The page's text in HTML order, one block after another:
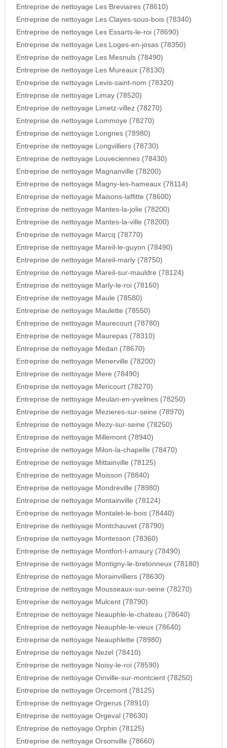
Entreprise de nettoyage Les Breviaires (78610)
Entreprise de nettoyage Les Clayes-sous-bois (78340)
Entreprise de nettoyage Les Essarts-le-roi (78690)
Entreprise de nettoyage Les Loges-en-josas (78350)
Entreprise de nettoyage Les Mesnuls (78490)
Entreprise de nettoyage Les Mureaux (78130)
Entreprise de nettoyage Levis-saint-nom (78320)
Entreprise de nettoyage Limay (78520)
Entreprise de nettoyage Limetz-villez (78270)
Entreprise de nettoyage Lommoye (78270)
Entreprise de nettoyage Longnes (78980)
Entreprise de nettoyage Longvilliers (78730)
Entreprise de nettoyage Louveciennes (78430)
Entreprise de nettoyage Magnanville (78200)
Entreprise de nettoyage Magny-les-hameaux (78114)
Entreprise de nettoyage Maisons-laffitte (78600)
Entreprise de nettoyage Mantes-la-jolie (78200)
Entreprise de nettoyage Mantes-la-ville (78200)
Entreprise de nettoyage Marcq (78770)
Entreprise de nettoyage Mareil-le-guyon (78490)
Entreprise de nettoyage Mareil-marly (78750)
Entreprise de nettoyage Mareil-sur-mauldre (78124)
Entreprise de nettoyage Marly-le-roi (78160)
Entreprise de nettoyage Maule (78580)
Entreprise de nettoyage Maulette (78550)
Entreprise de nettoyage Maurecourt (78780)
Entreprise de nettoyage Maurepas (78310)
Entreprise de nettoyage Medan (78670)
Entreprise de nettoyage Menerville (78200)
Entreprise de nettoyage Mere (78490)
Entreprise de nettoyage Mericourt (78270)
Entreprise de nettoyage Meulan-en-yvelines (78250)
Entreprise de nettoyage Mezieres-sur-seine (78970)
Entreprise de nettoyage Mezy-sur-seine (78250)
Entreprise de nettoyage Millemont (78940)
Entreprise de nettoyage Milon-la-chapelle (78470)
Entreprise de nettoyage Mittainville (78125)
Entreprise de nettoyage Moisson (78840)
Entreprise de nettoyage Mondreville (78980)
Entreprise de nettoyage Montainville (78124)
Entreprise de nettoyage Montalet-le-bois (78440)
Entreprise de nettoyage Montchauvet (78790)
Entreprise de nettoyage Montesson (78360)
Entreprise de nettoyage Montfort-l-amaury (78490)
Entreprise de nettoyage Montigny-le-bretonneux (78180)
Entreprise de nettoyage Morainvilliers (78630)
Entreprise de nettoyage Mousseaux-sur-seine (78270)
Entreprise de nettoyage Mulcent (78790)
Entreprise de nettoyage Neauphle-le-chateau (78640)
Entreprise de nettoyage Neauphle-le-vieux (78640)
Entreprise de nettoyage Neauphlette (78980)
Entreprise de nettoyage Nezel (78410)
Entreprise de nettoyage Noisy-le-roi (78590)
Entreprise de nettoyage Oinville-sur-montcient (78250)
Entreprise de nettoyage Orcemont (78125)
Entreprise de nettoyage Orgerus (78910)
Entreprise de nettoyage Orgeval (78630)
Entreprise de nettoyage Orphin (78125)
Entreprise de nettoyage Orsonville (78660)